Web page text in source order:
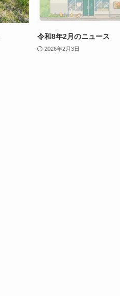
令和8年2月のニュース
2026年2月3日